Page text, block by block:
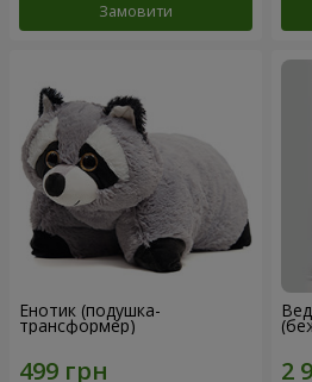
Замовити
Енотик (подушка-
трансформер)